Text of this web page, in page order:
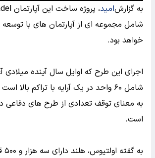
به گزارشامید
شامل مجموعه ای از آپارتمان های با
خواهد بود.
اجرای این طرح که اوایل سال آینده میلادی
شامل ۶۰ واحد در یک آرایه با تراکم
به معنای توقف تعدادی از طرح های دفاعی
است.